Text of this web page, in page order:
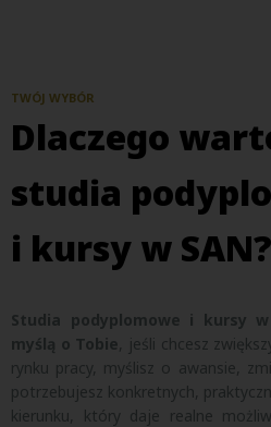
TWÓJ WYBÓR
Dlaczego
studia
i kursy w SAN?
Studia podyplomowe i kursy w
myślą o Tobie , jeśli chcesz
rynku pracy, myślisz o awansie,
potrzebujesz konkretnych,
kierunku, który daje realne